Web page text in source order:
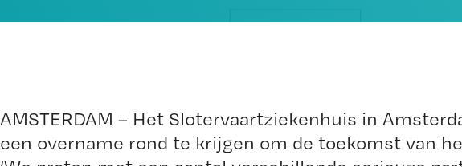
AMSTERDAM – Het Slotervaartziekenhuis in
een overname rond te krijgen om de toekomst van